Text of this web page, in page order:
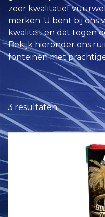
zeer kwalitatief
merken. U bent bij ons
kwaliteit en dat tegen
Bekijk hieronder ons
fonteinen met
3 resultaten